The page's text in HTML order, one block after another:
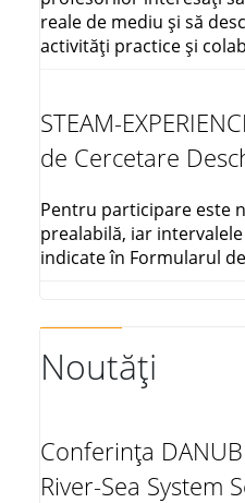
reale de mediu și să
activități practice și
STEAM-
de Cercetare
Pentru participare este
prealabilă, iar
indicate în Formularul
Noutăți
Conferința
River-Sea System